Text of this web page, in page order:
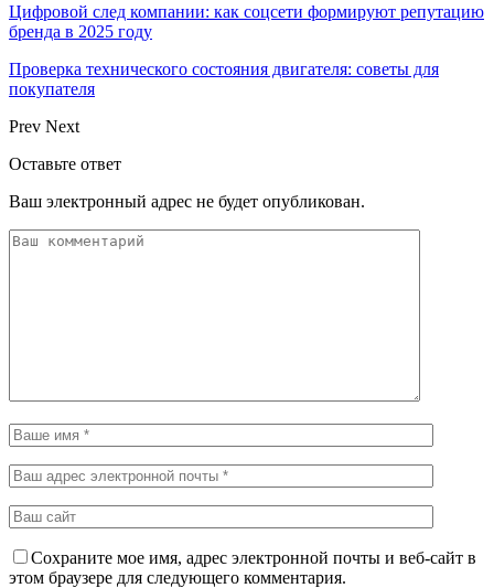
Цифровой след компании: как соцсети формируют репутацию
бренда в 2025 году
Проверка технического состояния двигателя: советы для
покупателя
Prev Next
Оставьте ответ
Ваш электронный адрес не будет опубликован.
Сохраните мое имя, адрес электронной почты и веб-сайт в
этом браузере для следующего комментария.